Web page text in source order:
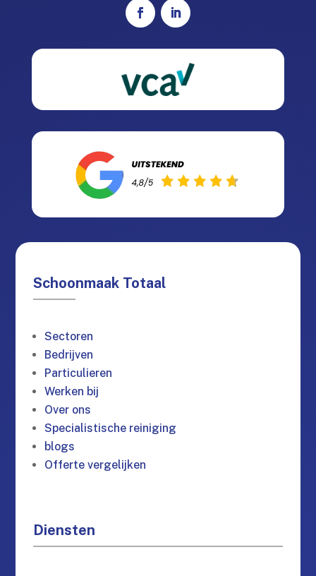
Schoonmaak Totaal
Sectoren
Bedrijven
Particulieren
Werken bij
Over ons
Specialistische reiniging
blogs
Offerte vergelijken
Diensten